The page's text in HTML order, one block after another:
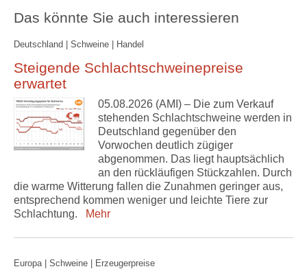
Das könnte Sie auch interessieren
Deutschland | Schweine | Handel
Steigende Schlachtschweinepreise
erwartet
05.08.2026 (AMI) – Die zum Verkauf
stehenden Schlachtschweine werden in
Deutschland gegenüber den
Vorwochen deutlich zügiger
abgenommen. Das liegt hauptsächlich
an den rückläufigen Stückzahlen. Durch
die warme Witterung fallen die Zunahmen geringer aus,
entsprechend kommen weniger und leichte Tiere zur
Schlachtung.
Mehr
Europa | Schweine | Erzeugerpreise